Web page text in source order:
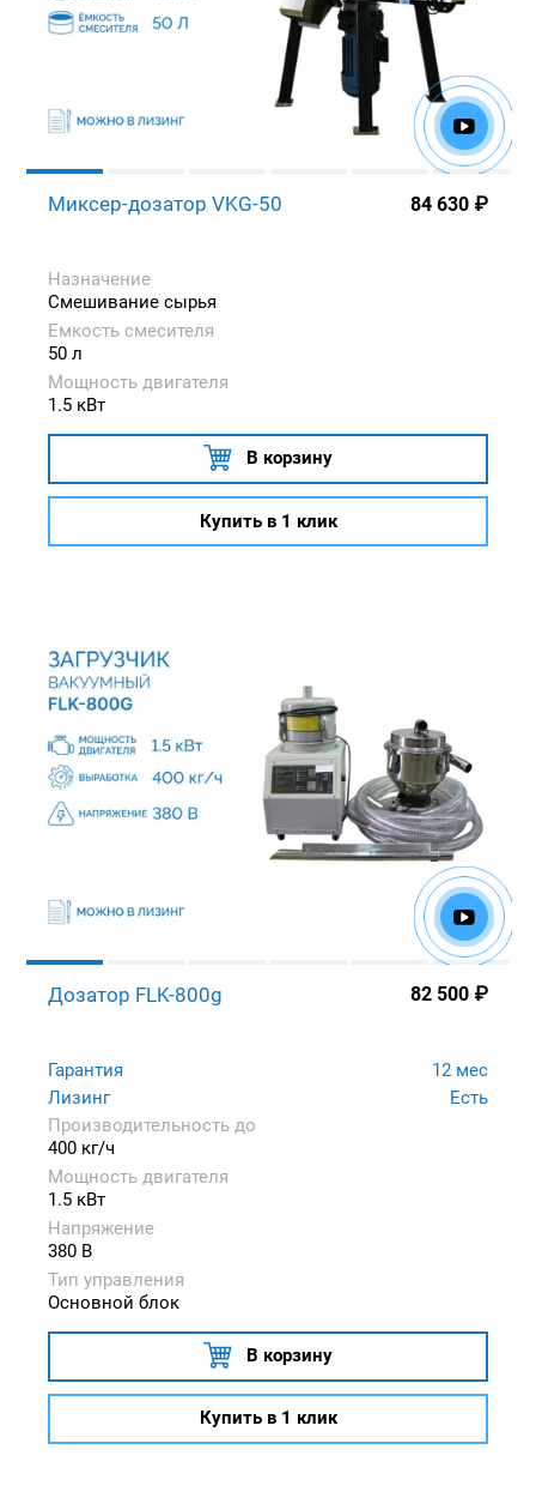
Миксер-дозатор VKG-50 84 630 ₽
Назначение
Смешивание сырья
Емкость смесителя
50 л
Мощность двигателя
1.5 кВт
В корзину
Купить в 1 клик
Дозатор FLK-800g 82 500 ₽
Гарантия
12 мес
Лизинг
Есть
Производительность до
400 кг/ч
Мощность двигателя
1.5 кВт
Напряжение
380 В
Тип управления
Основной блок
В корзину
Купить в 1 клик